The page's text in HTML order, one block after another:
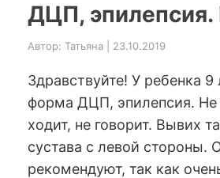
ДЦП,
Автор: Татьяна | 23.10.2019
Здравствуйте! У ребенка
форма ДЦП, эпилепсия. Не
ходит, не говорит. Вывих
сустава с левой стороны.
рекомендуют, так как